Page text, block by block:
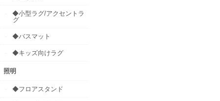
◆小型ラグ/アクセントラ
グ
◆バスマット
◆キッズ向けラグ
照明
◆フロアスタンド